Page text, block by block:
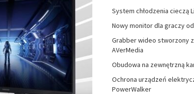
System chłodzenia cieczą
Nowy monitor dla graczy
Grabber wideo stworzony
AVerMedia
Obudowa na zewnętrzną
Ochrona urządzeń
PowerWalker